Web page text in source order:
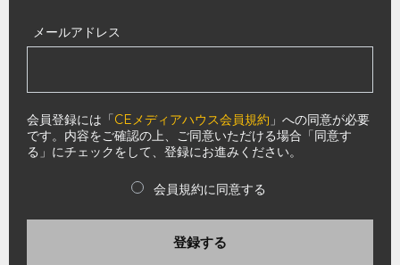
メールアドレス
会員登録には「CEメディアハウス会員規約 」への同意が必要
です。内容をご確認の上、ご同意いただける場合「同意す
る」にチェックをして、登録にお進みください。
会員規約に同意する
登録する